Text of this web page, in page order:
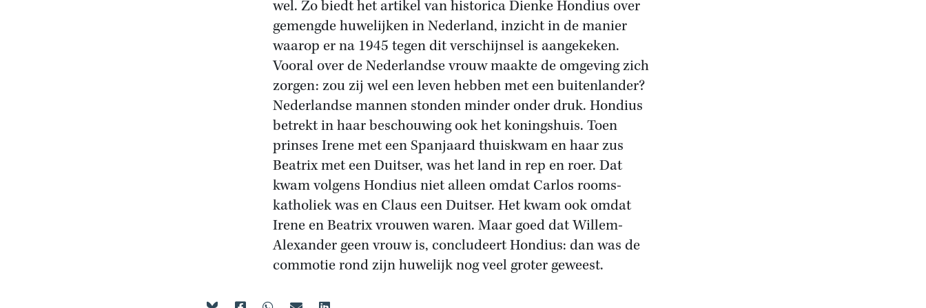
wel. Zo biedt het artikel van historica Dienke Hondius over
gemengde huwelijken in Nederland, inzicht in de manier
waarop er na 1945 tegen dit verschijnsel is aangekeken.
Vooral over de Nederlandse vrouw maakte de omgeving zich
zorgen: zou zij wel een leven hebben met een buitenlander?
Nederlandse mannen stonden minder onder druk. Hondius
betrekt in haar beschouwing ook het koningshuis. Toen
prinses Irene met een Spanjaard thuiskwam en haar zus
Beatrix met een Duitser, was het land in rep en roer. Dat
kwam volgens Hondius niet alleen omdat Carlos rooms-
katholiek was en Claus een Duitser. Het kwam ook omdat
Irene en Beatrix vrouwen waren. Maar goed dat Willem-
Alexander geen vrouw is, concludeert Hondius: dan was de
commotie rond zijn huwelijk nog veel groter geweest.